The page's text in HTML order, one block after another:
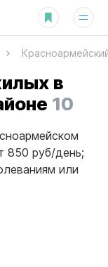
в
10
850 руб/день;
или